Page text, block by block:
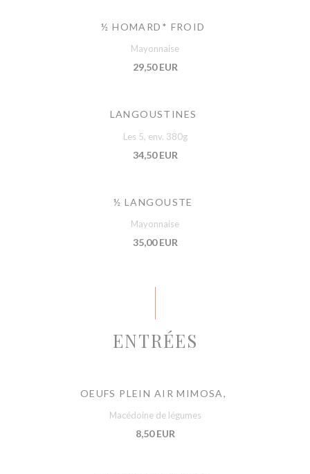
½ HOMARD* FROID
Mayonnaise
29,50 EUR
LANGOUSTINES
Les 5, env. 380g
34,50 EUR
½ LANGOUSTE
Mayonnaise
35,00 EUR
ENTRÉES
OEUFS PLEIN AIR MIMOSA,
Macédoine de légumes
8,50 EUR